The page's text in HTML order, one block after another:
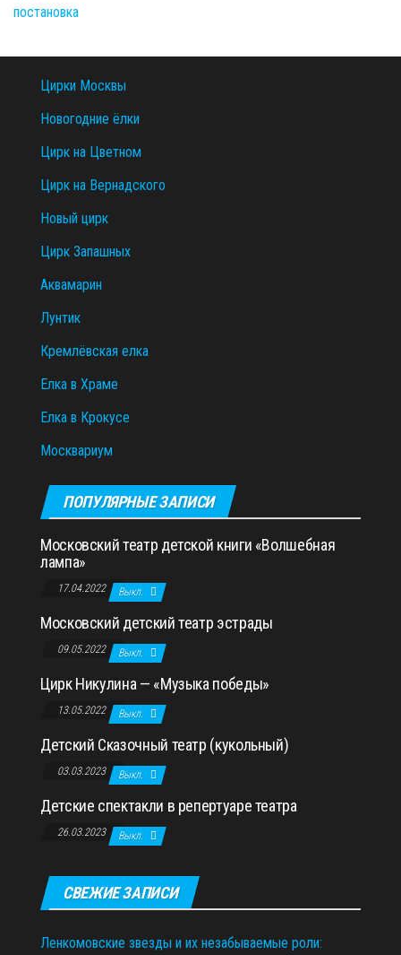
Цирки Москвы
Новогодние ёлки
Цирк на Цветном
Цирк на Вернадского
Новый цирк
Цирк Запашных
Аквамарин
Лунтик
Кремлёвская елка
Елка в Храме
Елка в Крокусе
Москвариум
ПОПУЛЯРНЫЕ ЗАПИСИ
Московский театр детской книги «Волшебная
лампа»
17.04.2022 Выкл.
Московский детский театр эстрады
09.05.2022 Выкл.
Цирк Никулина — «Музыка победы»
13.05.2022 Выкл.
Детский Сказочный театр (кукольный)
03.03.2023 Выкл.
Детские спектакли в репертуаре театра
26.03.2023 Выкл.
СВЕЖИЕ ЗАПИСИ
Ленкомовские звезды и их незабываемые роли: